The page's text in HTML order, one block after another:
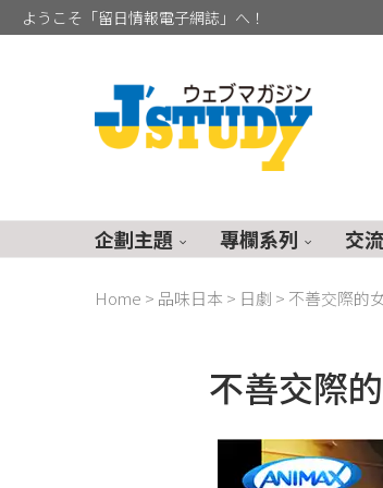
ようこそ「留日情報電子網誌」へ！
企劃主題 專欄系列 交
Home > 品味日本 > 日劇 > 不善交際的
不善交際